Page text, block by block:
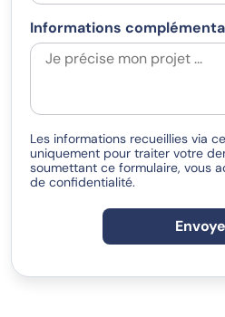
Informations
Les informations recueillies via
uniquement pour traiter votre
soumettant ce formulaire, vous
de confidentialité.